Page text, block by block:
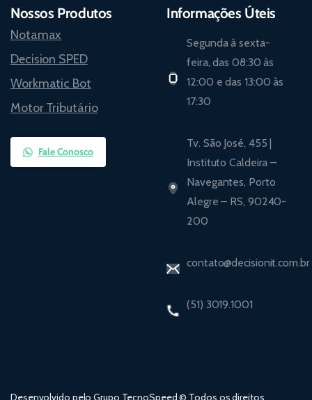
Nossos Produtos
Notamax
Decision SPED
Workmatic Bot
Motor Tributário
Fale Conosco
Informações Úteis
Segunda à sexta-
feira, das 08:30 às
12:00 e das 13:00 às
17:30
Tv. São José, 455 |
Instituto Caldeira –
Navegantes, Porto
Alegre – RS, 90240-
200
contato@decisionit.com.br
(51) 3019.1001
Desenvolvido pelo Grupo TecnoSpeed © Todos os direitos